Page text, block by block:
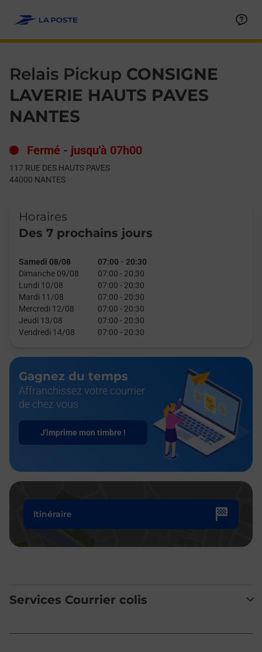
Relais Pickup CONSIGNE
LAVERIE HAUTS PAVES
NANTES
Fermé - jusqu'à 07h00
117 RUE DES HAUTS PAVES
44000 NANTES
Horaires
Des 7 prochains jours
Samedi 08/08 07:00 - 20:30
Dimanche 09/08
07:00 - 20:30
Lundi 10/08
07:00 - 20:30
Mardi 11/08
07:00 - 20:30
Mercredi 12/08
07:00 - 20:30
Jeudi 13/08
07:00 - 20:30
Vendredi 14/08
07:00 - 20:30
Gagnez du temps
Affranchissez votre courrier
de chez vous
J'imprime mon timbre !
Itinéraire
Services Courrier colis